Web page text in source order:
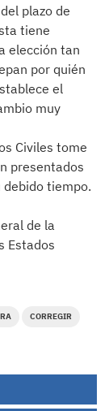
plazo de
tiene
elección tan
por quién
el
muy
Civiles tome
presentados
tiempo.
de la
Estados
CORREGIR